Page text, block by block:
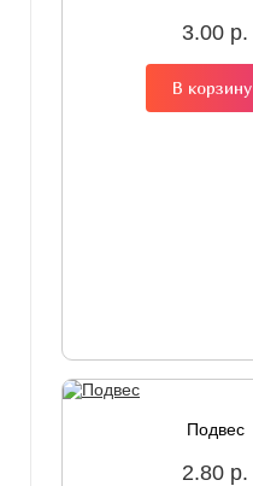
3.00 р.
В корзину
Подвес
2.80 р.